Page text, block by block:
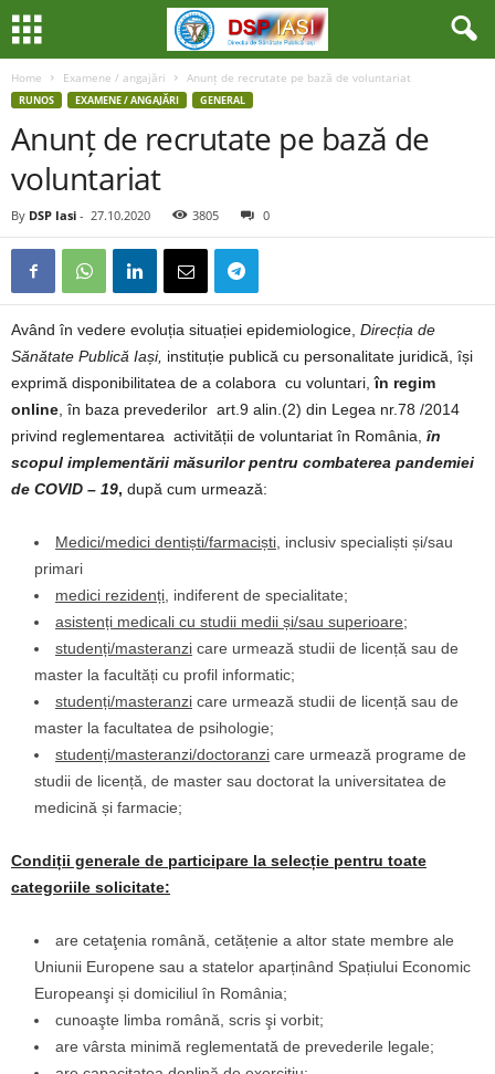
Home Examene / angajări Anunț de recrutate pe bază de voluntariat
RUNOS EXAMENE / ANGAJĂRI GENERAL
Anunț de recrutate pe bază de
voluntariat
By DSP Iasi - 27.10.2020 3805 0
Având în vedere evoluția situației epidemiologice, Direcția de
Sănătate Publică Iași, instituție publică cu personalitate juridică, își
exprimă disponibilitatea de a colabora cu voluntari,în regim
online , în baza prevederilor art.9 alin.(2) din Legea nr.78 /2014
privind reglementarea activității de voluntariat în România, în
scopul implementării măsurilor pentru combaterea pandemiei
de COVID – 19, după cum urmează:
Medici/medici dentiști/farmaciști , inclusiv specialiști și/sau
primari
medici rezidenți , indiferent de specialitate;
asistenți medicali cu studii medii și/sau superioare;
studenți/masteranzi care urmează studii de licență sau de
master la facultăți cu profil informatic;
studenți/masteranzi care urmează studii de licență sau de
master la facultatea de psihologie;
studenți/masteranzi/doctoranzi care urmează programe de
studii de licență, de master sau doctorat la universitatea de
medicină și farmacie;
Condiții generale de participare la selecție pentru toate
categoriile solicitate:
are cetaţenia română, cetățenie a altor state membre ale
Uniunii Europene sau a statelor aparținând Spațiului Economic
Europeanşi și domiciliul în România;
cunoaşte limba română, scris şi vorbit;
are vârsta minimă reglementată de prevederile legale;